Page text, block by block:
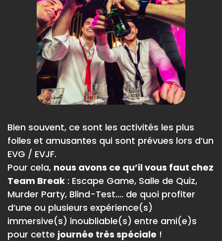
Bien souvent, ce sont les activités les plus
folles et amusantes qui sont prévues lors d’un
EVG / EVJF.
Pour cela, nous avons ce qu’il vous faut chez
Team Break : Escape Game, Salle de Quiz,
Murder Party, Blind-Test…. de quoi profiter
d’une ou plusieurs expérience(s)
immersive(s) inoubliable(s) entre ami(e)s
pour cette journée très spéciale !